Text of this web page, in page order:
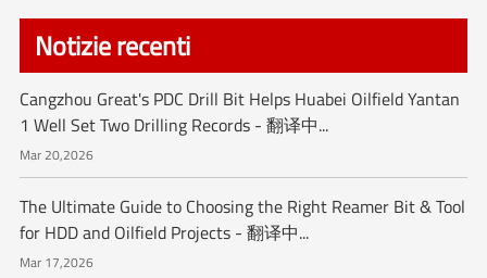
Notizie recenti
Cangzhou Great's PDC Drill Bit Helps Huabei Oilfield Yantan
1 Well Set Two Drilling Records - 翻译中...
Mar 20,2026
The Ultimate Guide to Choosing the Right Reamer Bit & Tool
for HDD and Oilfield Projects - 翻译中...
Mar 17,2026